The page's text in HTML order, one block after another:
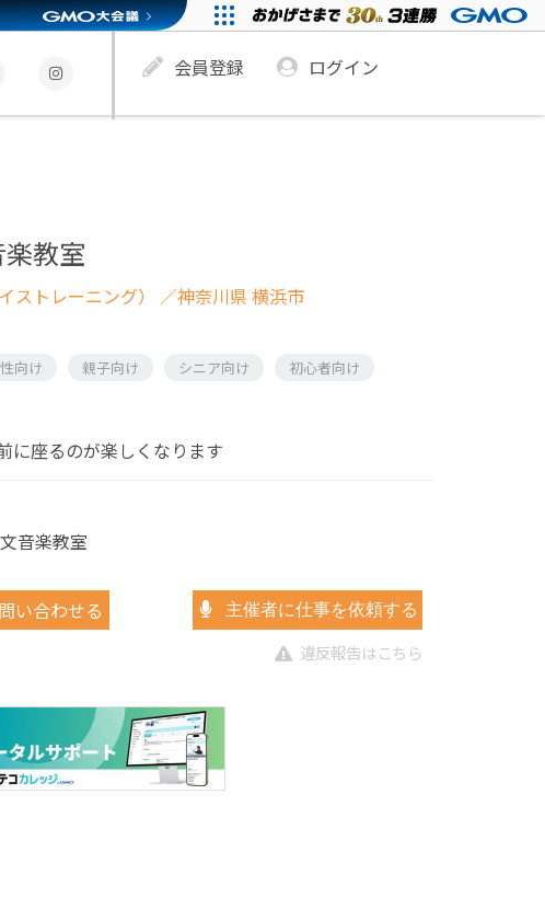
会員登録 ログイン
教室
ストレーニング） ／神奈川県 横浜市
向け 親子向け シニア向け
初心者向け
に座るのが楽しくなります
音楽教室
い合わせる 主催者に仕事を依頼する
違反報告はこちら